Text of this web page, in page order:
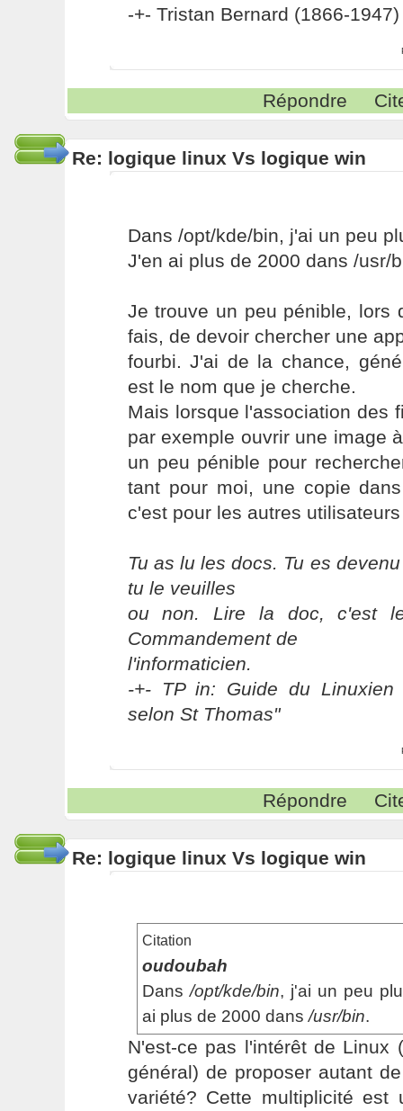
-+- Tristan Bernard (1866-1947)
Répondre
Re: logique linux Vs logique win
Dans /opt/kde/bin, j'ai un peu
J'en ai plus de 2000 dans /usr/
Je trouve un peu pénible, lors
fais, de devoir chercher une
fourbi. J'ai de la chance,
est le nom que je cherche.
Mais lorsque l'association des
par exemple ouvrir une image
un peu pénible pour
tant pour moi, une copie
c'est pour les autres
Tu as lu les docs. Tu es
tu le veuilles
ou non. Lire la doc, c'est
Commandement de
l'informaticien.
-+- TP in: Guide du Linuxien
selon St Thomas"
Répondre
Re: logique linux Vs logique win
Citation
oudoubah
Dans/opt/kde/bin, j'ai un peu
ai plus de 2000 dans/usr/bin.
N'est-ce pas l'intérêt de Linux
général) de proposer autant
variété? Cette multiplicité est